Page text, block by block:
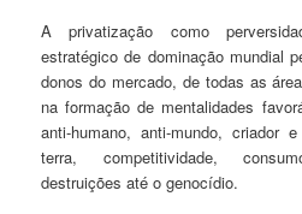
A privatização como
estratégico de dominação mundial
donos do mercado, de todas as
na formação de mentalidades
anti-humano, anti-mundo, criador
terra, competitividade,
destruições até o genocídio.